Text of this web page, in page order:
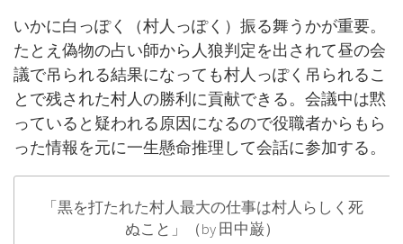
吊り回数（縄数）
役職（基本役職）
役職（基本役職）
特殊役職
ブログ
ワンナイト人狼
いかに白っぽく（村人っぽく）振る舞うかが重要。
たとえ偽物の占い師から人狼判定を出されて昼の会
議で吊られる結果になっても村人っぽく吊られるこ
とで残された村人の勝利に貢献できる。会議中は黙
っていると疑われる原因になるので役職者からもら
った情報を元に一生懸命推理して会話に参加する。
「黒を打たれた村人最大の仕事は村人らしく死
ぬこと」（by 田中巌）